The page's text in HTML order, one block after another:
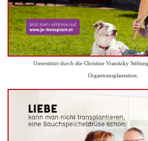
Unterstützt durch die Christine Vranitzky
Organtransplantation.